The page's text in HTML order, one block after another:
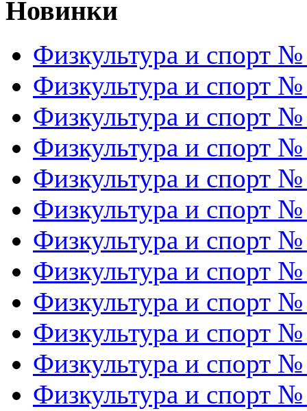
Новинки
Физкультура и спорт
Физкультура и спорт
Физкультура и спорт
Физкультура и спорт
Физкультура и спорт
Физкультура и спорт
Физкультура и спорт
Физкультура и спорт
Физкультура и спорт
Физкультура и спорт
Физкультура и спорт
Физкультура и спорт